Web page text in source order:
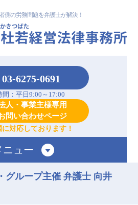
側の労務問題を弁護士が解決！
03-6275-0691
間：平日9:00～17:00
人・事業主様専用
問い合わせページ
に対応しております！
ニュー
グループ主催 弁護士 向井